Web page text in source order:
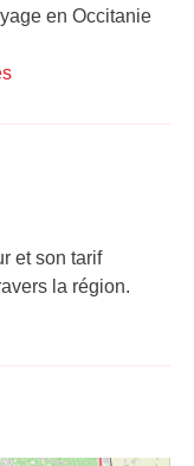
en Occitanie
et son tarif
la région.